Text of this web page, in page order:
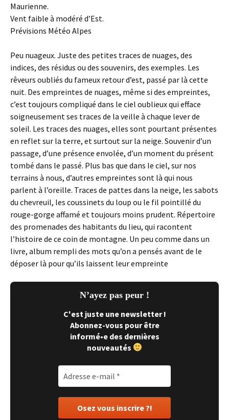
Maurienne.
Vent faible à modéré d’Est.
Prévisions Météo Alpes
Peu nuageux. Juste des petites traces de nuages, des
indices, des résidus ou des souvenirs, des exemples. Les
rêveurs oubliés du fameux retour d’est, passé par là cette
nuit. Des empreintes de nuages, même si des empreintes,
c’est toujours compliqué dans le ciel oublieux qui efface
soigneusement ses traces de la veille à chaque lever de
soleil. Les traces des nuages, elles sont pourtant présentes
en reflet sur la terre, et surtout sur la neige. Souvenir d’un
passage, d’une présence envolée, d’un moment du présent
tombé dans le passé. Plus bas que dans le ciel, sur nos
terrains à nous, d’autres empreintes sont là qui nous
parlent à l’oreille. Traces de pattes dans la neige, les sabots
du chevreuil, les coussinets du loup ou le fil pointillé du
rouge-gorge affamé et toujours moins prudent. Répertoire
des promenades des habitants du lieu, qui racontent
l’histoire de ce coin de montagne. Un peu comme dans un
livre, album rempli des mots qu’on a pensés avant de le
déposer là pour qu’ils laissent leur empreinte
N’ayez pas peur !
C'est juste une newsletter !
Abonnez-vous pour être
informé•e des dernières
nouveautés